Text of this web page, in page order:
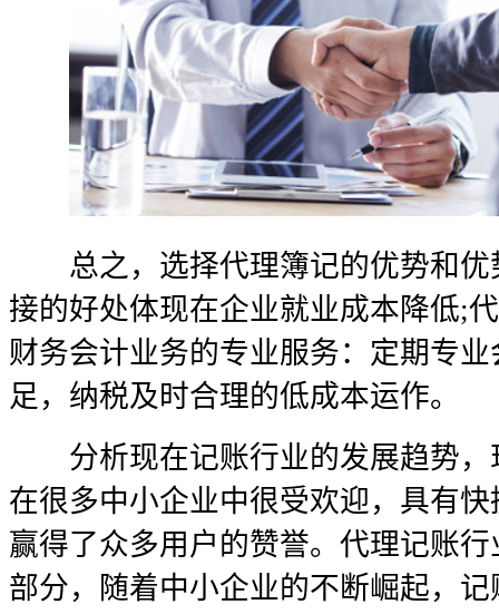
总之，选择代理簿记的优势和优
接的好处体现在企业就业成本降低;
财务会计业务的专业服务：定期专
足，纳税及时合理的低成本运作。
分析现在记账行业的发展趋势，
在很多中小企业中很受欢迎，具有
赢得了众多用户的赞誉。代理记账
部分，随着中小企业的不断崛起，